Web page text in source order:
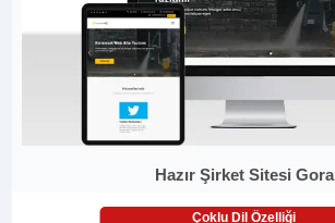
Hazır Şirket Sitesi Gora
Çoklu Dil Özelliği